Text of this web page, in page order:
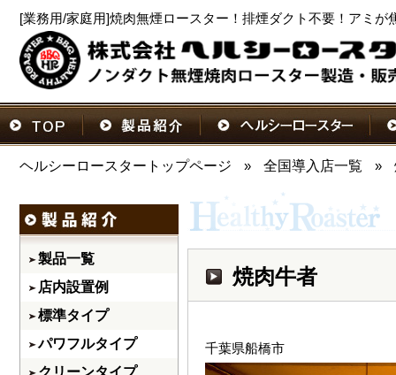
[業務用/家庭用]焼肉無煙ロースター！排煙ダクト不要！アミが
ヘルシーロースタートップページ » 全国導入店一覧 »
製品一覧
店内設置例
標準タイプ
パワフルタイプ
クリーンタイプ
焼肉牛者
千葉県船橋市